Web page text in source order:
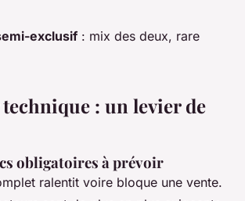
exclusif : mix des deux, rare
: un levier de
obligatoires à prévoir
ralentit voire bloque une vente.